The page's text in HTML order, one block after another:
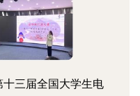
三届全国大学生电